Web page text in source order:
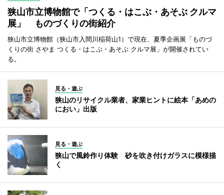
狭山市立博物館で「つくる・はこぶ・あそぶ クルマ
展」 ものづくりの街紹介
狭山市立博物館（狭山市入間川稲荷山1）で現在、夏季企画展「ものづ
くりの街 さやま つくる・はこぶ・あそぶ クルマ展」が開催されてい
る。
見る・遊ぶ
狭山のリサイクル業者、家業ヒントに絵本「あめの
におい」出版
見る・遊ぶ
狭山で風鈴作り体験 砂を吹き付けガラスに模様描
く